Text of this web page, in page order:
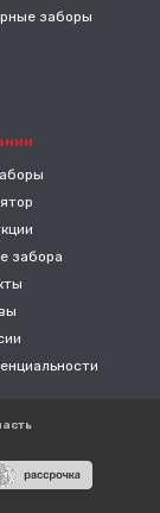
заборы
забора